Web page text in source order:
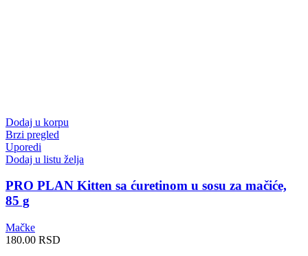
Dodaj u korpu
Brzi pregled
Uporedi
Dodaj u listu želja
PRO PLAN Kitten sa ćuretinom u sosu za mačiće,
85 g
Mačke
180.00 RSD